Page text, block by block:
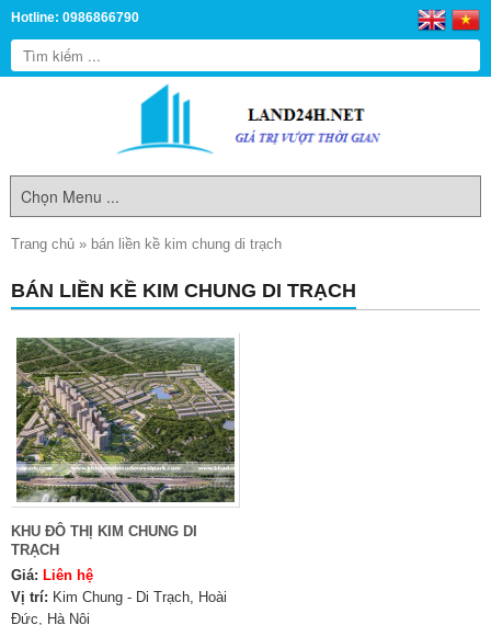
Hotline: 0986866790
Trang chủ » bán liền kề kim chung di trạch
BÁN LIỀN KỀ KIM CHUNG DI TRẠCH
KHU ĐÔ THỊ KIM CHUNG DI
TRẠCH
Giá: Liên hệ
Vị trí: Kim Chung - Di Trạch, Hoài
Đức, Hà Nội